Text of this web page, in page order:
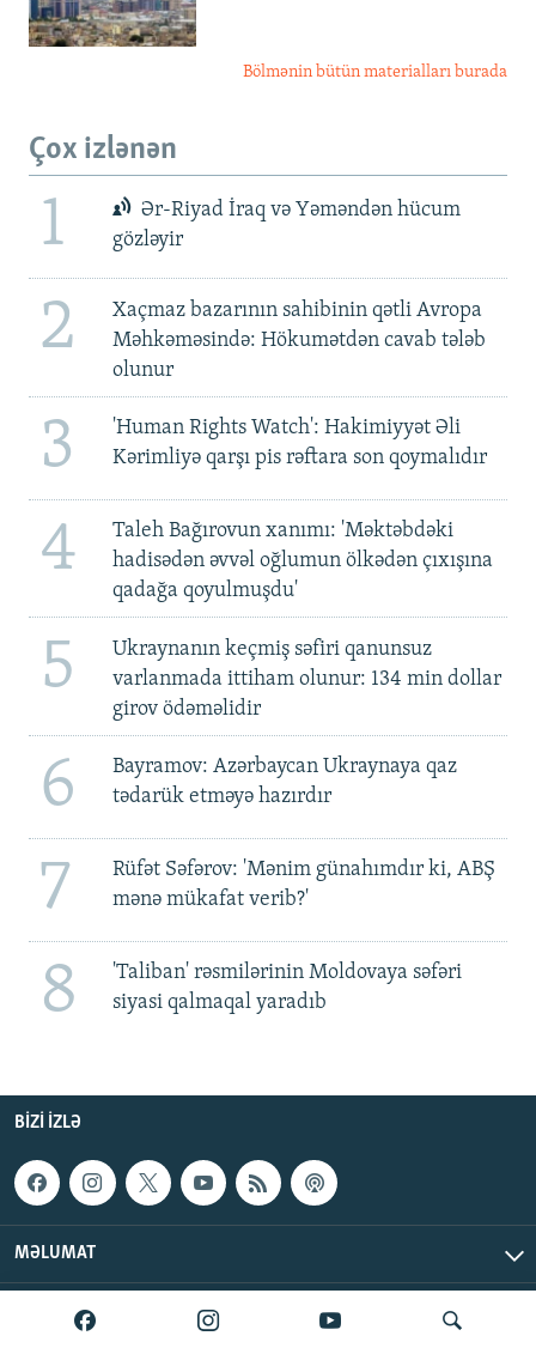
Bölmənin bütün materialları burada
Çox izlənən
1
Ər-Riyad İraq və Yəməndən hücum
gözləyir
2
Xaçmaz bazarının sahibinin qətli Avropa
Məhkəməsində: Hökumətdən cavab tələb
olunur
3
'Human Rights Watch': Hakimiyyət Əli
Kərimliyə qarşı pis rəftara son qoymalıdır
4
Taleh Bağırovun xanımı: 'Məktəbdəki
hadisədən əvvəl oğlumun ölkədən çıxışına
qadağa qoyulmuşdu'
5
Ukraynanın keçmiş səfiri qanunsuz
varlanmada ittiham olunur: 134 min dollar
girov ödəməlidir
6
Bayramov: Azərbaycan Ukraynaya qaz
tədarük etməyə hazırdır
7
Rüfət Səfərov: 'Mənim günahımdır ki, ABŞ
mənə mükafat verib?'
8
'Taliban' rəsmilərinin Moldovaya səfəri
siyasi qalmaqal yaradıb
BIZI IZLƏ
MƏLUMAT
AzadlıqRadiosu © 2026 Inc. | Bütün hüquqlar qorunur